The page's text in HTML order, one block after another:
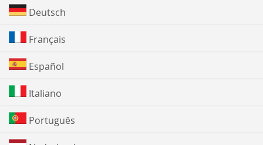
Deutsch
Français
Español
Italiano
Português